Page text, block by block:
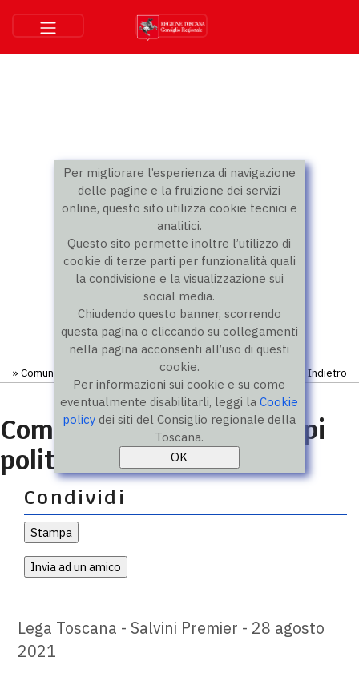
Per migliorare l’esperienza di navigazione
delle pagine e la fruizione dei servizi
online, questo sito utilizza cookie tecnici e
analitici.
Questo sito permette inoltre l’utilizzo di
cookie di terze parti per funzionalità quali
la condivisione e la visualizzazione sui
social media.
Chiudendo questo banner, scorrendo
questa pagina o cliccando su collegamenti
nella pagina acconsenti all’uso di questi
cookie.
Per informazioni sui cookie e su come
eventualmente disabilitarli, leggi laCookie
policy dei siti del Consiglio regionale della
Toscana.
» Comunicati Indietro
Comunicati stampa gruppi
politici
Condividi
Lega Toscana - Salvini Premier - 28 agosto
2021